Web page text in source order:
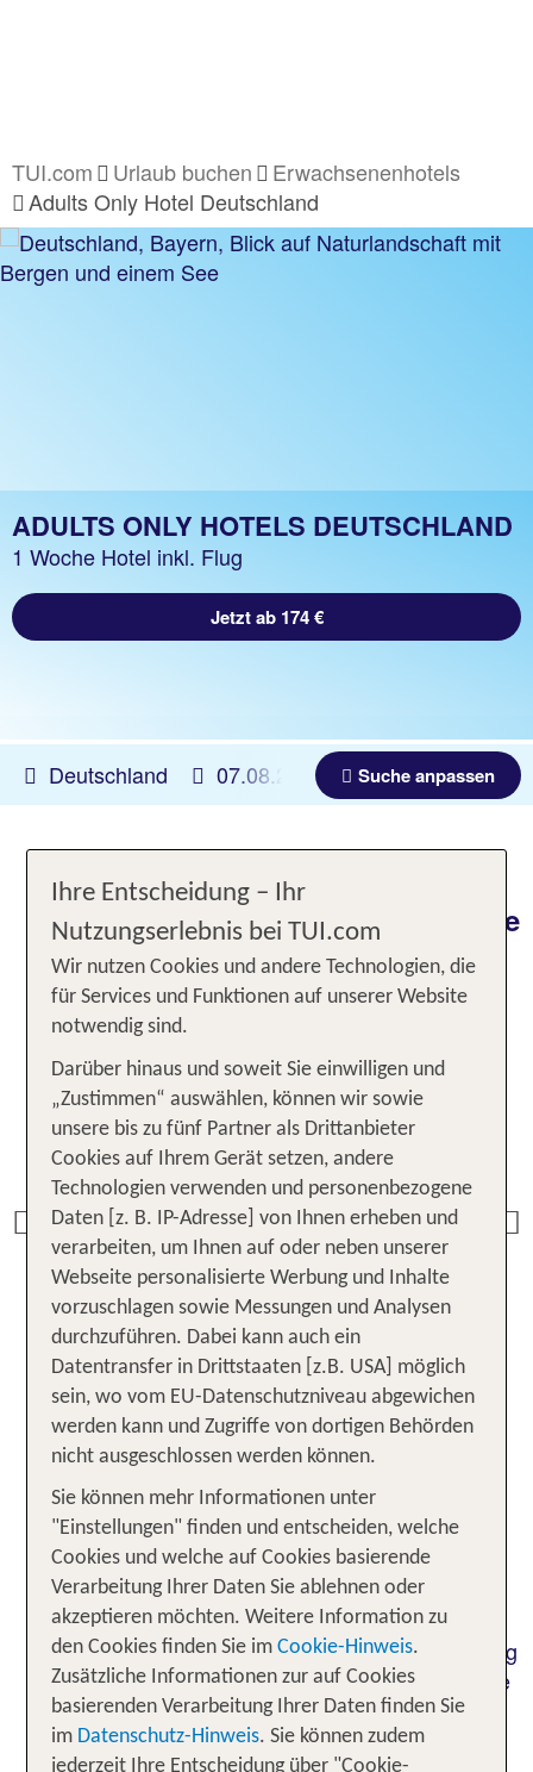
TUI.com Urlaub buchen
Erwachsenenhotels
Adults Only Hotel Deutschland
ADULTS ONLY HOTELS DEUTSCHLAND
1 Woche Hotel inkl. Flug
Jetzt ab 174 €
Deutschland 07.08.2026 - 05.11.2026
Suche anpassen
Erwachsenenhotels in
Deutschland - TOP Hotelangebote
für 1 Woche
Previous
Traumhafte Auszeit: Urlaub in
deinem Adults Only Hotel in
Deutschland
Du träumst von einer erholsamen Pause vom Alltag
für dich, zu zweit oder mit Freunden, und das ohne
lange Anreise? Dann ist ein Urlaub in einem
Erwachsenenhotel in Deutschland perfekt für dich
Ihre Entscheidung – Ihr
Nutzungserlebnis bei TUI.com
Wir nutzen Cookies und andere Technologien, die
für Services und Funktionen auf unserer Website
notwendig sind.
Darüber hinaus und soweit Sie einwilligen und
„Zustimmen“ auswählen, können wir sowie
unsere bis zu fünf Partner als Drittanbieter
Cookies auf Ihrem Gerät setzen, andere
Technologien verwenden und personenbezogene
Daten [z. B. IP-Adresse] von Ihnen erheben und
verarbeiten, um Ihnen auf oder neben unserer
Webseite personalisierte Werbung und Inhalte
vorzuschlagen sowie Messungen und Analysen
durchzuführen. Dabei kann auch ein
Datentransfer in Drittstaaten [z.B. USA] möglich
sein, wo vom EU-Datenschutzniveau abgewichen
werden kann und Zugriffe von dortigen Behörden
nicht ausgeschlossen werden können.
Sie können mehr Informationen unter
"Einstellungen" finden und entscheiden, welche
Cookies und welche auf Cookies basierende
Verarbeitung Ihrer Daten Sie ablehnen oder
akzeptieren möchten. Weitere Information zu
den Cookies finden Sie im Cookie-Hinweis.
Zusätzliche Informationen zur auf Cookies
basierenden Verarbeitung Ihrer Daten finden Sie
im Datenschutz-Hinweis. Sie können zudem
jederzeit Ihre Entscheidung über "Cookie-